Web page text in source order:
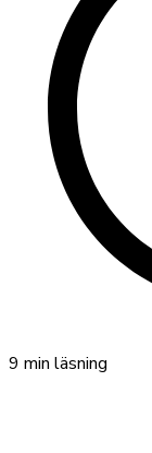
9 min läsning